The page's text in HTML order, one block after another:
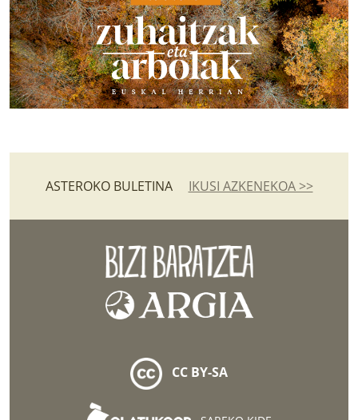
ASTEROKO BULETINA IKUSI AZKENEKOA >>
CC BY-SA